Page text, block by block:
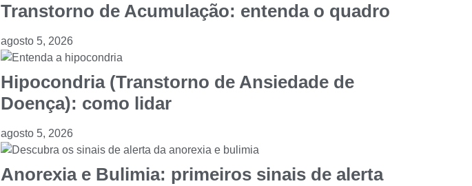
Transtorno de Acumulação: entenda o quadro
agosto 5, 2026
Hipocondria (Transtorno de Ansiedade de
Doença): como lidar
agosto 5, 2026
Anorexia e Bulimia: primeiros sinais de alerta